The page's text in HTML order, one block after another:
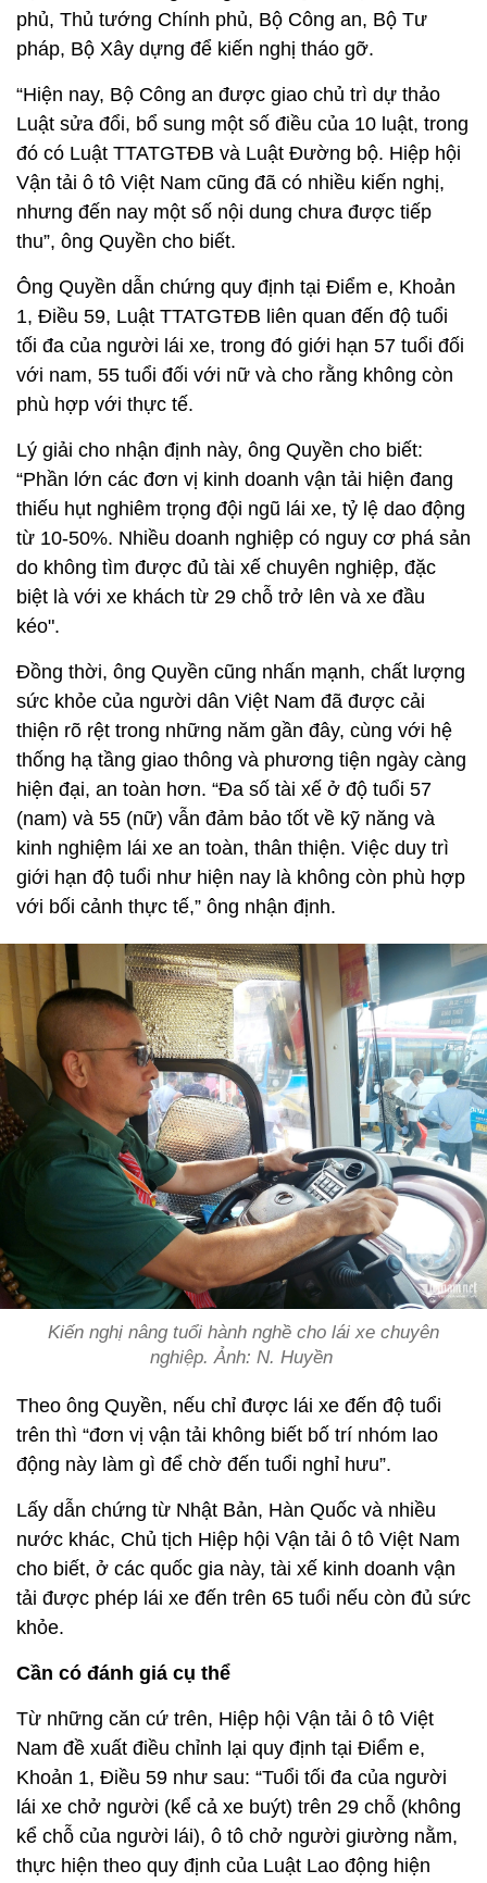
phủ, Thủ tướng Chính phủ, Bộ Công an, Bộ Tư
pháp, Bộ Xây dựng để kiến nghị tháo gỡ.
“Hiện nay, Bộ Công an được giao chủ trì dự thảo
Luật sửa đổi, bổ sung một số điều của 10 luật, trong
đó có Luật TTATGTĐB và Luật Đường bộ. Hiệp hội
Vận tải ô tô Việt Nam cũng đã có nhiều kiến nghị,
nhưng đến nay một số nội dung chưa được tiếp
thu”, ông Quyền cho biết.
Ông Quyền dẫn chứng quy định tại Điểm e, Khoản
1, Điều 59, Luật TTATGTĐB liên quan đến độ tuổi
tối đa của người lái xe, trong đó giới hạn 57 tuổi đối
với nam, 55 tuổi đối với nữ và cho rằng không còn
phù hợp với thực tế.
Lý giải cho nhận định này, ông Quyền cho biết:
“Phần lớn các đơn vị kinh doanh vận tải hiện đang
thiếu hụt nghiêm trọng đội ngũ lái xe, tỷ lệ dao động
từ 10-50%. Nhiều doanh nghiệp có nguy cơ phá sản
do không tìm được đủ tài xế chuyên nghiệp, đặc
biệt là với xe khách từ 29 chỗ trở lên và xe đầu
kéo".
Đồng thời, ông Quyền cũng nhấn mạnh, chất lượng
sức khỏe của người dân Việt Nam đã được cải
thiện rõ rệt trong những năm gần đây, cùng với hệ
thống hạ tầng giao thông và phương tiện ngày càng
hiện đại, an toàn hơn. “Đa số tài xế ở độ tuổi 57
(nam) và 55 (nữ) vẫn đảm bảo tốt về kỹ năng và
kinh nghiệm lái xe an toàn, thân thiện. Việc duy trì
giới hạn độ tuổi như hiện nay là không còn phù hợp
với bối cảnh thực tế,” ông nhận định.
Kiến nghị nâng tuổi hành nghề cho lái xe chuyên
nghiệp. Ảnh: N. Huyền
Theo ông Quyền, nếu chỉ được lái xe đến độ tuổi
trên thì “đơn vị vận tải không biết bố trí nhóm lao
động này làm gì để chờ đến tuổi nghỉ hưu”.
Lấy dẫn chứng từ Nhật Bản, Hàn Quốc và nhiều
nước khác, Chủ tịch Hiệp hội Vận tải ô tô Việt Nam
cho biết, ở các quốc gia này, tài xế kinh doanh vận
tải được phép lái xe đến trên 65 tuổi nếu còn đủ sức
khỏe.
Cần có đánh giá cụ thể
Từ những căn cứ trên, Hiệp hội Vận tải ô tô Việt
Nam đề xuất điều chỉnh lại quy định tại Điểm e,
Khoản 1, Điều 59 như sau: “Tuổi tối đa của người
lái xe chở người (kể cả xe buýt) trên 29 chỗ (không
kể chỗ của người lái), ô tô chở người giường nằm,
thực hiện theo quy định của Luật Lao động hiện